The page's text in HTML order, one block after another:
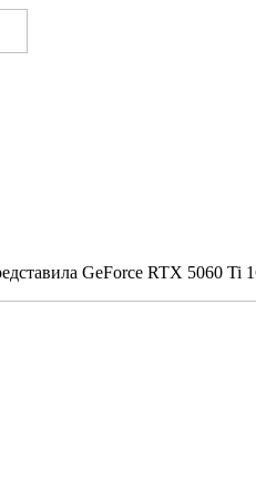
GeForce RTX 5060 Ti